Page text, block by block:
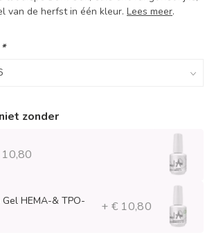
van de herfst in één kleur. Lees meer.
*
zonder
HEMA-& TPO-
+ € 10,80